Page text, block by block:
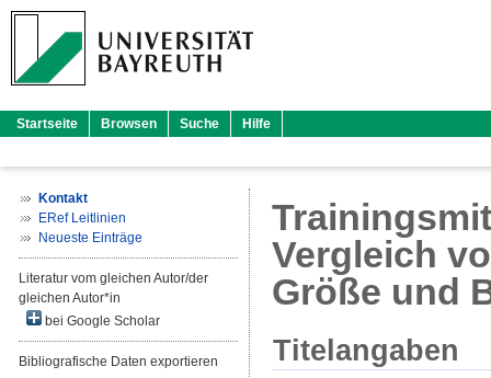
Startseite Browsen Suche Hilfe
Kontakt
ERef Leitlinien
Neueste Einträge
Literatur vom gleichen Autor/der
gleichen Autor*in
bei Google Scholar
Bibliografische Daten exportieren
Vergleich
Größe und
Titelangaben